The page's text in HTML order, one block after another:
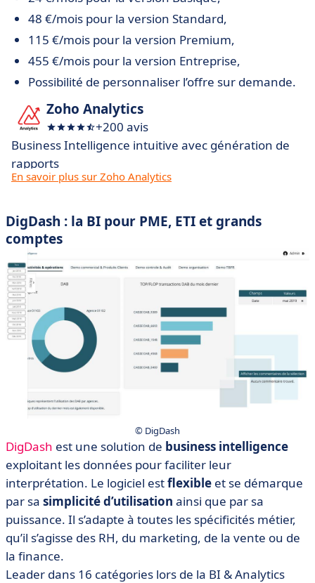
48 €/mois pour la version Standard,
115 €/mois pour la version Premium,
455 €/mois pour la version Entreprise,
Possibilité de personnaliser l’offre sur demande.
Zoho Analytics
+200 avis
Business Intelligence intuitive avec génération de
rapports
En savoir plus sur Zoho Analytics
DigDash : la BI pour PME, ETI et grands
comptes
© DigDash
DigDash est une solution de business intelligence
exploitant les données pour faciliter leur
interprétation. Le logiciel estflexible et se démarque
par sa simplicité d’utilisation ainsi que par sa
puissance. Il s’adapte à toutes les spécificités métier,
qu’il s’agisse des RH, du marketing, de la vente ou de
la finance.
Leader dans 16 catégories lors de la BI & Analytics